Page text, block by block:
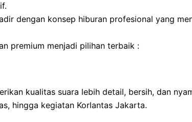
dengan konsep hiburan profesional yang
premium menjadi pilihan terbaik :
kualitas suara lebih detail, bersih, dan
hingga kegiatan Korlantas Jakarta.